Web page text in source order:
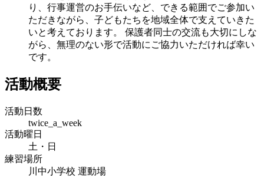
り、行事運営のお手伝いなど、できる範囲でご参加い
ただきながら、子どもたちを地域全体で支えていきた
いと考えております。 保護者同士の交流も大切にしな
がら、無理のない形で活動にご協力いただければ幸い
です。
活動概要
活動日数
twice_a_week
活動曜日
土・日
練習場所
川中小学校 運動場